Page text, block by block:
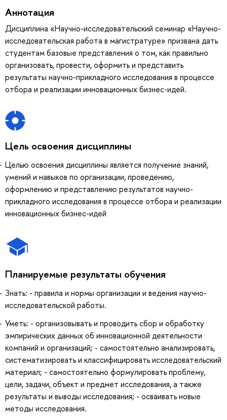
Аннотация
Дисциплина «Научно-исследовательский семинар «Научно-
исследовательская работа в магистратуре» призвана дать
студентам базовые представления о том, как правильно
организовать, провести, оформить и представить
результаты научно-прикладного исследования в процессе
отбора и реализации инновационных бизнес-идей.
Цель освоения дисциплины
Целью освоения дисциплины является получение знаний,
умений и навыков по организации, проведению,
оформлению и представлению результатов научно-
прикладного исследования в процессе отбора и реализации
инновационных бизнес-идей
Планируемые результаты обучения
Знать: - правила и нормы организации и ведения научно-
исследовательской работы.
Уметь: - организовывать и проводить сбор и обработку
эмпирических данных об инновационной деятельности
компаний и организаций; - самостоятельно анализировать,
систематизировать и классифицировать исследовательский
материал; - самостоятельно формулировать проблему,
цели, задачи, объект и предмет исследования, а также
результаты и выводы исследования; - осваивать новые
методы исследования.